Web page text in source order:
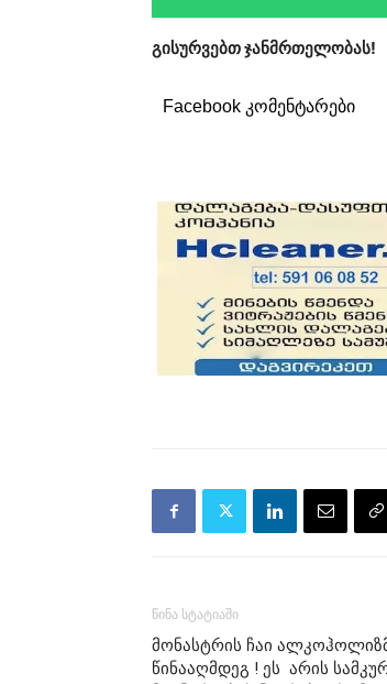
გისურვებთ ჯანმრთელობას!
Facebook კომენტარები
წინა სტატიაში
მონასტრის ჩაი
წინააღმდეგ ! ეს არის